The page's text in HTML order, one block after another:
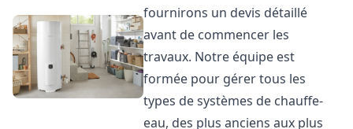
fournirons un devis détaillé
avant de commencer les
travaux. Notre équipe est
formée pour gérer tous les
types de systèmes de chauffe-
eau, des plus anciens aux plus